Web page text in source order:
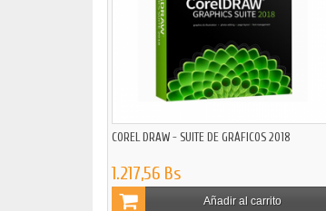
COREL DRAW - SUITE DE GRÁFICOS 2018
1.217,56 Bs
Añadir al carrito